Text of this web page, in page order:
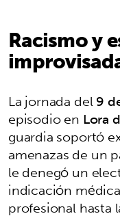
Racismo y
La jornada del9
episodio en Lora
guardia soportó
amenazas de un
le denegó un
indicación
profesional hasta